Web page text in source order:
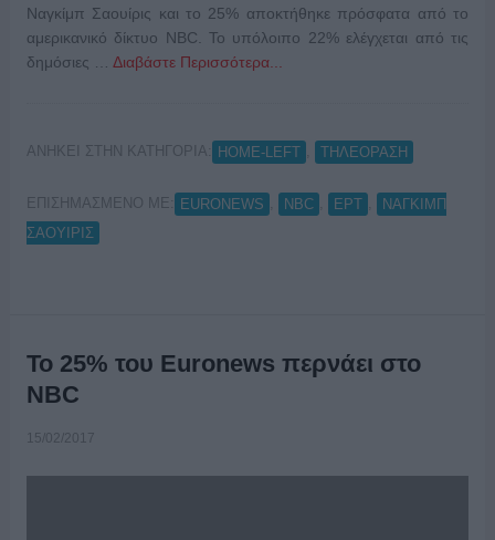
Ναγκίμπ Σαουίρις και το 25% αποκτήθηκε πρόσφατα από το
αμερικανικό δίκτυο NBC. Το υπόλοιπο 22% ελέγχεται από τις
δημόσιες … Διαβάστε Περισσότερα...
ΑΝΗΚΕΙ ΣΤΗΝ ΚΑΤΗΓΟΡΙΑ: HOME-LEFT ΤΗΛΕΟΡΑΣΗ
ΕΠΙΣΗΜΑΣΜΕΝΟ ΜΕ: EURONEWS NBC ΕΡΤ
ΝΑΓΚΙΜΠ
ΣΑΟΥΙΡΙΣ
Το 25% του Euronews περνάει στο
NBC
15/02/2017